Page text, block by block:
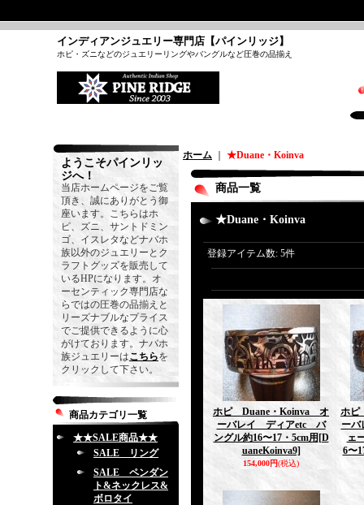
インディアンジュエリー専門店【パインリッジ】
ホピ・ズニなどのジュエリーリングやバングルなど圧巻の品揃え
ようこそパインリッ
ジへ！
当店ホームページをご覧
頂き、誠にありがとう御
座います。こちらはホ
ピ、ズニ、サントドミン
ゴ、イスレタなどナバホ
族以外のジュエリーとク
ラフトグッズを販売して
いるHPになります。オ
ーセンティック専門店な
らではの圧巻の品揃えと
リーズナブルなプライス
でご提供できるように心
がけております。ナバホ
族ジュエリーはこちらを
クリックして下さい。
商品カテゴリ一覧
★★SALE商品★★
SALE リング
SALE ペンダン
ト&ネックレス&
ボロタイ
ホーム ★Duane・Koinva
商品一覧
★Duane・Koinva
登録アイテム数: 5件
ホピ Duane・Koinva オ
ーバレイ ディアetc バ
ングル約16〜17・5cm用 [D
uaneKoinva9]
154,000円(税込)
ホ
ー
ェ
6〜